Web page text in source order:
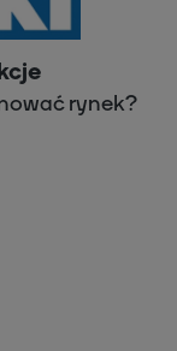
rynek?